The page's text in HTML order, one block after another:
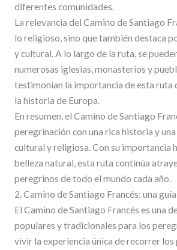
diferentes comunidades.
La relevancia del Camino de Santiago
lo religioso, sino que también destaca
y cultural. A lo largo de la ruta, se
numerosas iglesias, monasterios y
testimonian la importancia de esta ruta
la historia de Europa.
En resumen, el Camino de Santiago
peregrinación con una rica historia y
cultural y religiosa. Con su importancia
belleza natural, esta ruta continúa
peregrinos de todo el mundo cada año.
2. Camino de Santiago Francés: una
El Camino de Santiago Francés es una
populares y tradicionales para los
vivir la experiencia única de recorrer los